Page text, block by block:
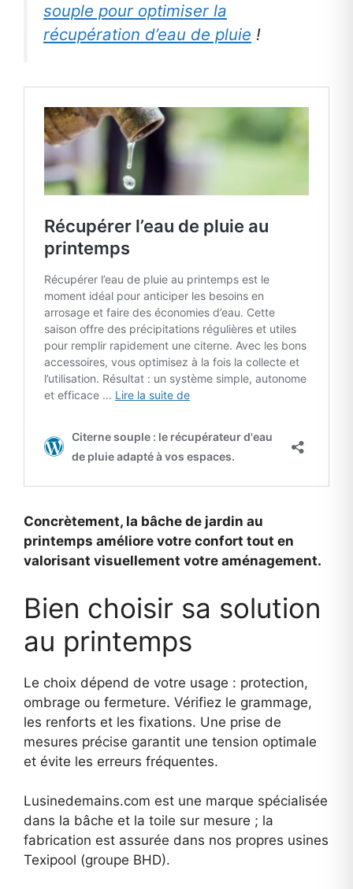
souple pour optimiser la
récupération d’eau de pluie !
Concrètement, la bâche de jardin au
printemps améliore votre confort tout en
valorisant visuellement votre aménagement.
Bien choisir sa solution
au printemps
Le choix dépend de votre usage : protection,
ombrage ou fermeture. Vérifiez le grammage,
les renforts et les fixations. Une prise de
mesures précise garantit une tension optimale
et évite les erreurs fréquentes.
Lusinedemains.com est une marque spécialisée
dans la bâche et la toile sur mesure ; la
fabrication est assurée dans nos propres usines
Texipool (groupe BHD).